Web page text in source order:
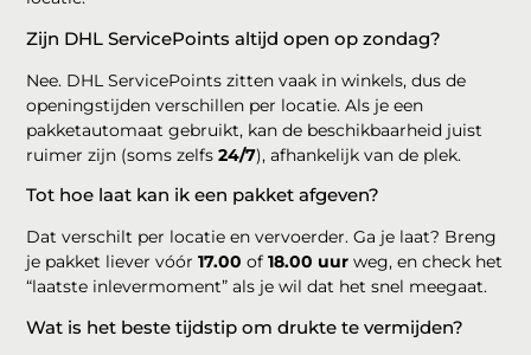
Zijn DHL ServicePoints altijd open op zondag?
Nee. DHL ServicePoints zitten vaak in winkels, dus de
openingstijden verschillen per locatie. Als je een
pakketautomaat gebruikt, kan de beschikbaarheid juist
ruimer zijn (soms zelfs24/7), afhankelijk van de plek.
Tot hoe laat kan ik een pakket afgeven?
Dat verschilt per locatie en vervoerder. Ga je laat? Breng
je pakket liever vóór17.00 of18.00 uur weg, en check het
“laatste inlevermoment” als je wil dat het snel meegaat.
Wat is het beste tijdstip om drukte te vermijden?